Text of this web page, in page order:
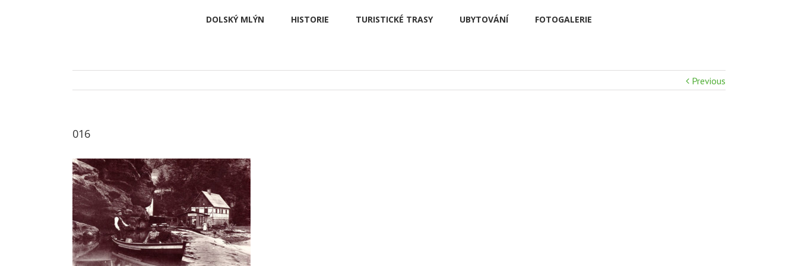
DOLSKÝ MLÝN HISTORIE TURISTICKÉ TRASY UBYTOVÁNÍ FOTOGALERIE
Previous
016